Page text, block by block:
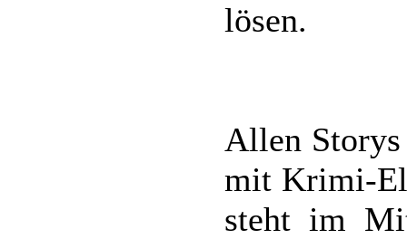
lösen.
Allen
mit Krimi-
steht im